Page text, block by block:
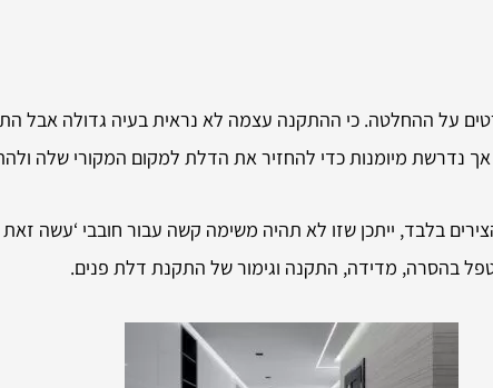
על ההחלטה. כי ההתקנה עצמה לא נראית בעיה גדולה אבל
אך נדרשת מיומנות כדי להחזיר את הדלת למקום המקורי שלה
בלבד, ייתכן שזו לא תהיה משימה קשה עבור חובבי ‘עשה
בהסרה, מדידה, התקנה וגימור של התקנת דלת פנים.